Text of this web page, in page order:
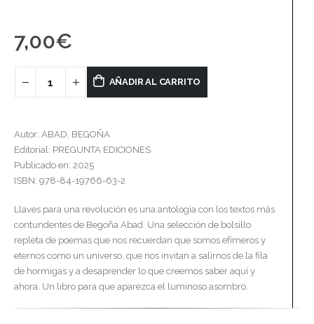
7,00€
AÑADIR AL CARRITO
Autor: ABAD, BEGOÑA
Editorial: PREGUNTA EDICIONES
Publicado en: 2025
ISBN: 978-84-19766-63-2
Llaves para una revolución es una antología con los textos más
contundentes de Begoña Abad. Una selección de bolsillo
repleta de poemas que nos recuerdan que somos efímeros y
eternos como un universo, que nos invitan a salirnos de la fila
de hormigas y a desaprender lo que creemos saber aquí y
ahora. Un libro para que aparezca el luminoso asombro.